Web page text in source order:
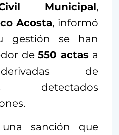
Municipal,
Acosta, informó
gestión se han
de550 actas a
de
detectados
sanción que